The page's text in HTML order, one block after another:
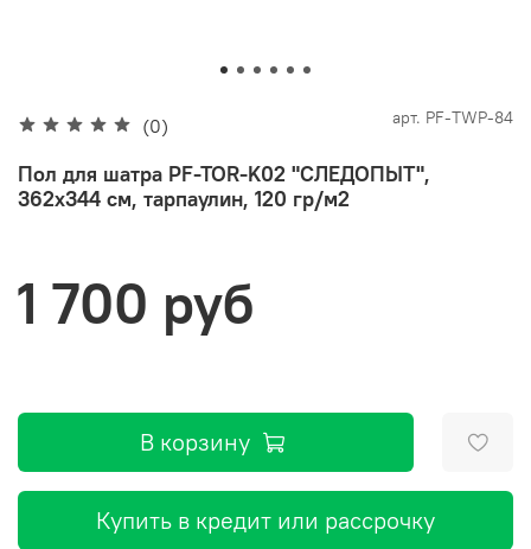
(0) арт. PF-TWP-84
Пол для шатра PF-TOR-K02 "СЛЕДОПЫТ",
362х344 см, тарпаулин, 120 гр/м2
1 700 руб
В корзину
Купить в кредит или рассрочку